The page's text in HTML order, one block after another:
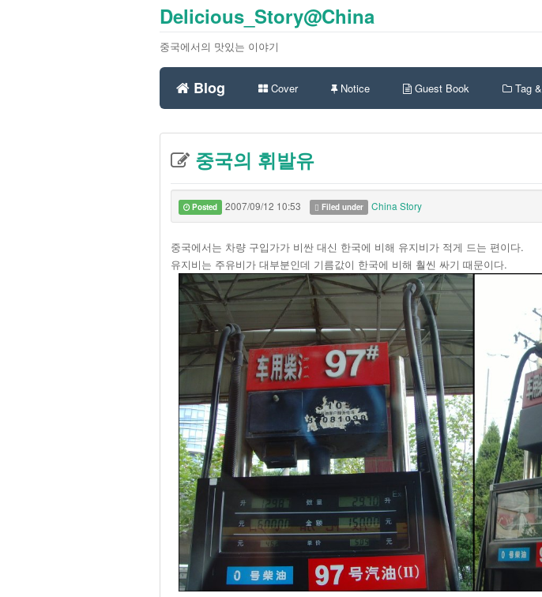
Delicious_Story@China
중국에서의 맛있는 이야기
Blog Cover Notice Guest Book Tag &
중국의 휘발유
Posted 2007/09/12 10:53 Filed under China Story
중국에서는 차량 구입가가 비싼 대신 한국에 비해 유지비가 적게 드는 편이다.
유지비는 주유비가 대부분인데 기름값이 한국에 비해 훨씬 싸기 때문이다.